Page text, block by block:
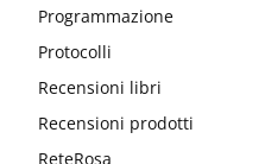
Programmazione
Protocolli
Recensioni libri
Recensioni prodotti
ReteRosa